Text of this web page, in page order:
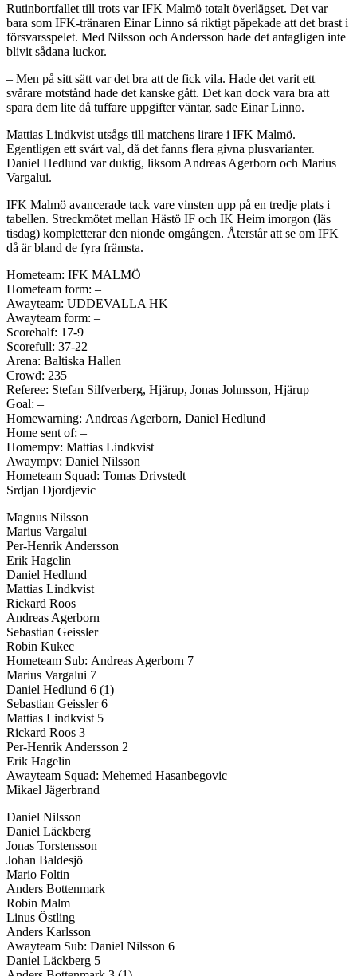
Rutinbortfallet till trots var IFK Malmö totalt överlägset. Det var
bara som IFK-tränaren Einar Linno så riktigt påpekade att det brast i
försvarsspelet. Med Nilsson och Andersson hade det antagligen inte
blivit sådana luckor.
– Men på sitt sätt var det bra att de fick vila. Hade det varit ett
svårare motstånd hade det kanske gått. Det kan dock vara bra att
spara dem lite då tuffare uppgifter väntar, sade Einar Linno.
Mattias Lindkvist utsågs till matchens lirare i IFK Malmö.
Egentligen ett svårt val, då det fanns flera givna plusvarianter.
Daniel Hedlund var duktig, liksom Andreas Agerborn och Marius
Vargalui.
IFK Malmö avancerade tack vare vinsten upp på en tredje plats i
tabellen. Streckmötet mellan Hästö IF och IK Heim imorgon (läs
tisdag) kompletterar den nionde omgången. Återstår att se om IFK
då är bland de fyra främsta.
Hometeam: IFK MALMÖ
Hometeam form: –
Awayteam: UDDEVALLA HK
Awayteam form: –
Scorehalf: 17-9
Scorefull: 37-22
Arena: Baltiska Hallen
Crowd: 235
Referee: Stefan Silfverberg, Hjärup, Jonas Johnsson, Hjärup
Goal: –
Homewarning: Andreas Agerborn, Daniel Hedlund
Home sent of: –
Homempv: Mattias Lindkvist
Awaympv: Daniel Nilsson
Hometeam Squad: Tomas Drivstedt
Srdjan Djordjevic
Magnus Nilsson
Marius Vargalui
Per-Henrik Andersson
Erik Hagelin
Daniel Hedlund
Mattias Lindkvist
Rickard Roos
Andreas Agerborn
Sebastian Geissler
Robin Kukec
Hometeam Sub: Andreas Agerborn 7
Marius Vargalui 7
Daniel Hedlund 6 (1)
Sebastian Geissler 6
Mattias Lindkvist 5
Rickard Roos 3
Per-Henrik Andersson 2
Erik Hagelin
Awayteam Squad: Mehemed Hasanbegovic
Mikael Jägerbrand
Daniel Nilsson
Daniel Läckberg
Jonas Torstensson
Johan Baldesjö
Mario Foltin
Anders Bottenmark
Robin Malm
Linus Östling
Anders Karlsson
Awayteam Sub: Daniel Nilsson 6
Daniel Läckberg 5